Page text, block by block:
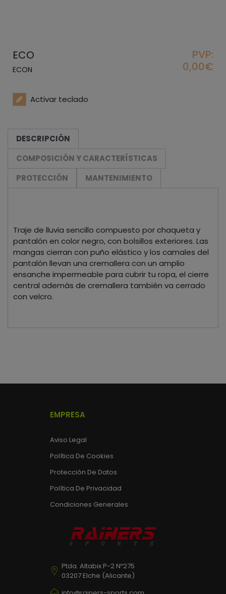
ECO
ECON
PVP:
0,00€
Activar teclado
DESCRIPCIÓN
COMPOSICIÓN Y CARACTERÍSTICAS
PROTECCIÓN
MANTENIMIENTO
Traje de lluvia sencillo compuesto por chaqueta y
pantalón en color negro, con bolsillos exteriores. Las
mangas cierran con puño elástico y los camales del
pantalón llevan una cremallera con un amplio
ensanche impermeable para cubrir tu ropa, el cierre
central además de cremallera también va cerrado
con velcro.
EMPRESA
Aviso Legal
Política De Cookies
Protección De Datos
Política De Privacidad
Condiciones Generales
Ptda. Altabix P-2 Nº275
03207 Elche (Alicante)